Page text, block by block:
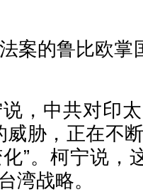
案的鲁比欧掌
，中共对印
威胁，正在不
”。柯宁说，
湾战略。